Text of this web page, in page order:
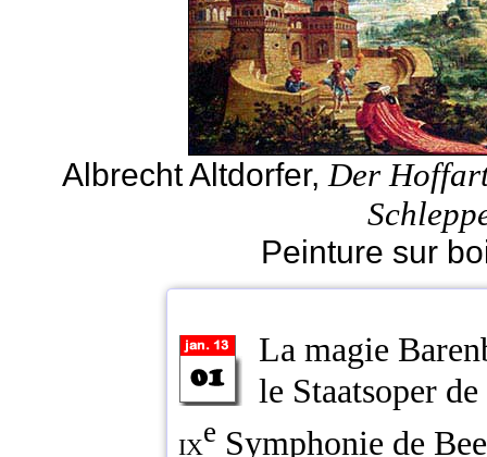
Albrecht Altdorfer, Der
Peinture sur
La magie
le Staatsoper
ixe Symphonie de